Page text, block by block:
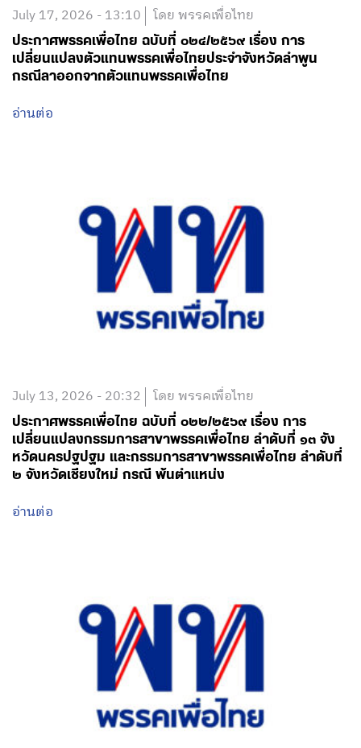
July 17, 2026 - 13:10 โดย พรรคเพื่อไทย
ประกาศพรรคเพื่อไทย ฉบับที่ ๐๒๔/๒๕๖๙ เรื่อง การ
เปลี่ยนแปลงตัวแทนพรรคเพื่อไทยประจำจังหวัดลำพูน
กรณีลาออกจากตัวแทนพรรคเพื่อไทย
อ่านต่อ
July 13, 2026 - 20:32 โดย พรรคเพื่อไทย
ประกาศพรรคเพื่อไทย ฉบับที่ ๐๒๒/๒๕๖๙ เรื่อง การ
เปลี่ยนแปลงกรรมการสาขาพรรคเพื่อไทย ลำดับที่ ๑๓ จัง
หวัดนครปฐปฐม และกรรมการสาขาพรรคเพื่อไทย ลำดับที่
๒ จังหวัดเชียงใหม่ กรณี พ้นตำแหน่ง
อ่านต่อ